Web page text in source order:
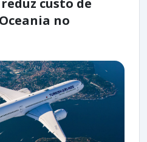
custo de
no